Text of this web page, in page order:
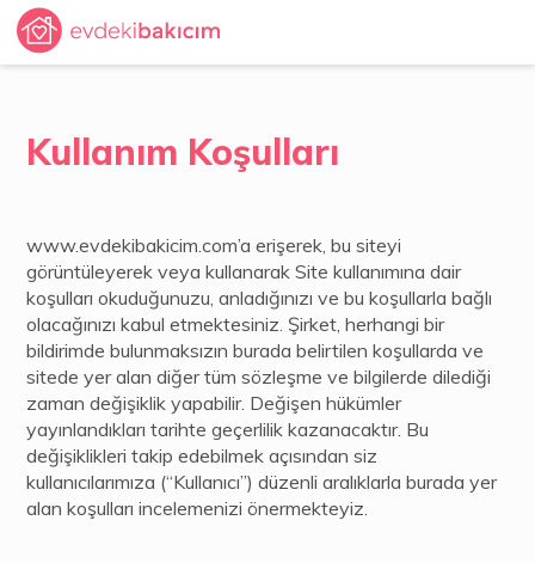
Kullanım Koşulları
www.evdekibakicim.com’a erişerek, bu siteyi
görüntüleyerek veya kullanarak Site kullanımına dair
koşulları okuduğunuzu, anladığınızı ve bu koşullarla bağlı
olacağınızı kabul etmektesiniz. Şirket, herhangi bir
bildirimde bulunmaksızın burada belirtilen koşullarda ve
sitede yer alan diğer tüm sözleşme ve bilgilerde dilediği
zaman değişiklik yapabilir. Değişen hükümler
yayınlandıkları tarihte geçerlilik kazanacaktır. Bu
değişiklikleri takip edebilmek açısından siz
kullanıcılarımıza (“Kullanıcı”) düzenli aralıklarla burada yer
alan koşulları incelemenizi önermekteyiz.